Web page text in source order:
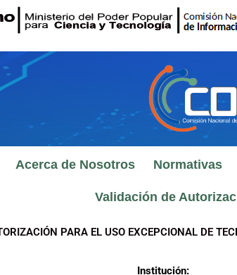
Acerca de Nosotros Normativas
Validación de
PARA EL USO EXCEPCIONAL DE
Institución: